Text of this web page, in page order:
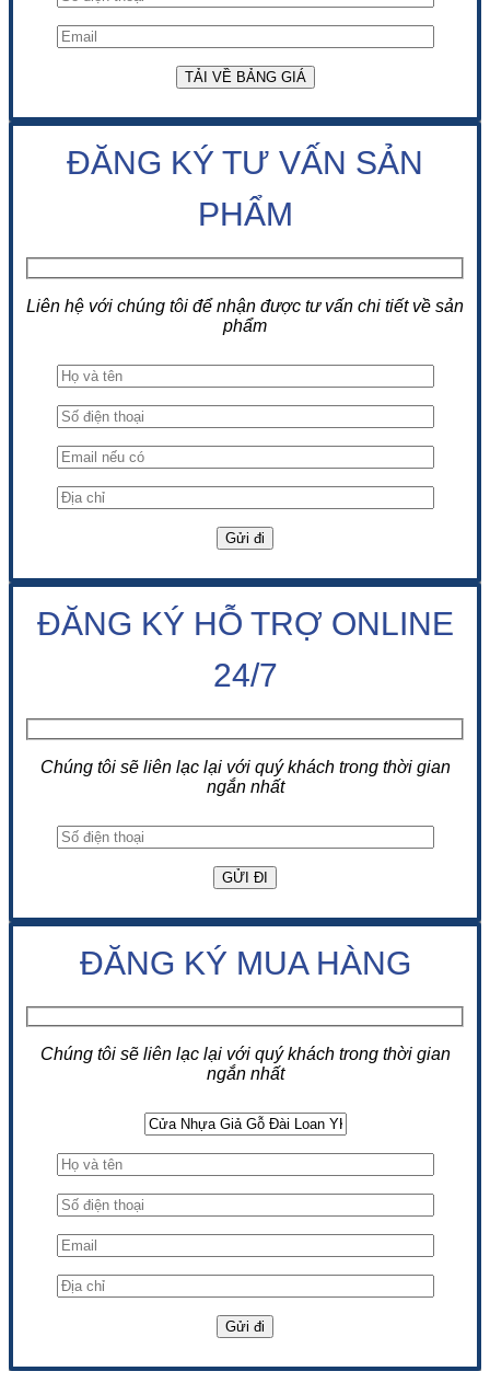
ĐĂNG KÝ TƯ VẤN SẢN
PHẨM
Liên hệ với chúng tôi để nhận được tư vấn chi tiết về sản
phẩm
ĐĂNG KÝ HỖ TRỢ ONLINE
24/7
Chúng tôi sẽ liên lạc lại với quý khách trong thời gian
ngắn nhất
ĐĂNG KÝ MUA HÀNG
Chúng tôi sẽ liên lạc lại với quý khách trong thời gian
ngắn nhất